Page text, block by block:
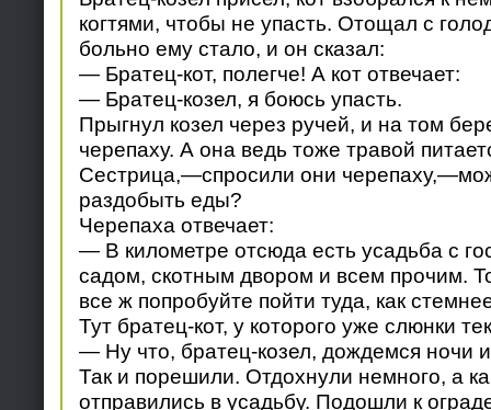
когтями, чтобы не упасть. Отощал с
больно ему стало, и он сказал:
— Братец-кот, полегче! А кот отвечает:
— Братец-козел, я боюсь упасть.
Прыгнул козел через ручей, и на том
черепаху. А она ведь тоже травой
Сестрица,—спросили они
раздобыть еды?
Черепаха отвечает:
— В километре отсюда есть усадьба с
садом, скотным двором и всем прочим.
все ж попробуйте пойти туда, как
Тут братец-кот, у которого уже слюнки
— Ну что, братец-козел, дождемся ночи
Так и порешили. Отдохнули немного, а
отправились в усадьбу. Подошли к